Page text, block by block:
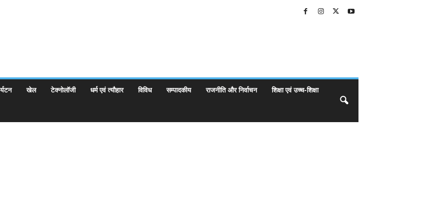
खेल टेक्नोलॉजी धर्म एवं त्यौहार विविध सम्पादकीय राजनीति और निर्वाचन शिक्षा एवं उच्च-शिक्षा